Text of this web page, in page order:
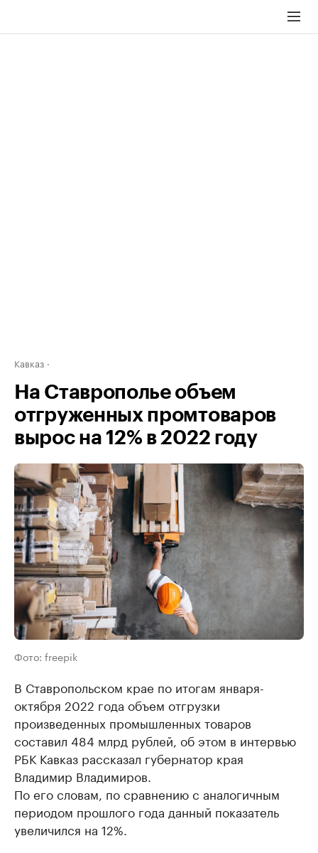
Кавказ
На Ставрополье объем
отгруженных промтоваров
вырос на 12% в 2022 году
Фото: freepik
В Ставропольском крае по итогам января-
октября 2022 года объем отгрузки
произведенных промышленных товаров
составил 484 млрд рублей, об этом в интервью
РБК Кавказ рассказал губернатор края
Владимир Владимиров.
По его словам, по сравнению с аналогичным
периодом прошлого года данный показатель
увеличился на 12%.